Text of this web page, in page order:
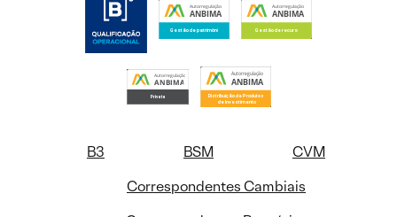
B3 BSM
CVM
Correspondentes Cambiais